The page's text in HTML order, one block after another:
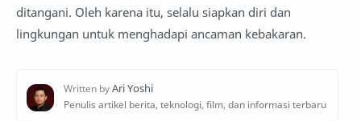
ditangani. Oleh karena itu, selalu siapkan diri dan
lingkungan untuk menghadapi ancaman kebakaran.